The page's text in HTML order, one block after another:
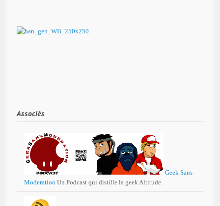
Associés
Geek Sans
Moderation Un Podcast qui distille la geek Altitude